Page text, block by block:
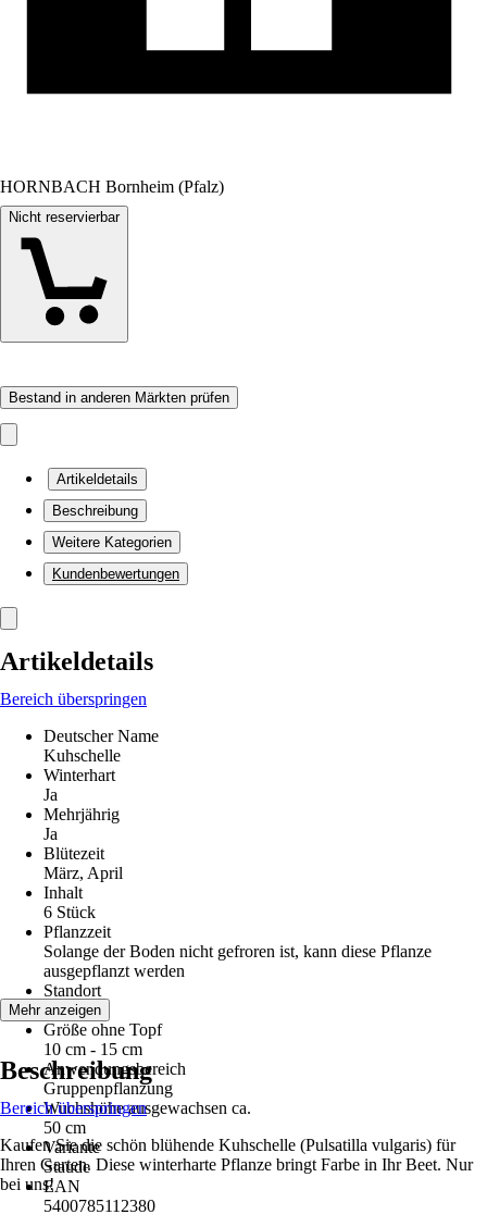
HORNBACH Bornheim (Pfalz)
Nicht reservierbar
Bestand in anderen Märkten prüfen
Artikeldetails
Beschreibung
Weitere Kategorien
Kundenbewertungen
Artikeldetails
Bereich überspringen
Deutscher Name
Kuhschelle
Winterhart
Ja
Mehrjährig
Ja
Blütezeit
März, April
Inhalt
6 Stück
Pflanzzeit
Solange der Boden nicht gefroren ist, kann diese Pflanze
ausgepflanzt werden
Standort
Sonne
Größe ohne Topf
10 cm - 15 cm
Anwendungsbereich
Gruppenpflanzung
Wuchshöhe ausgewachsen ca.
50 cm
Variante
Staude
EAN
5400785112380
Mehr anzeigen
Beschreibung
Bereich überspringen
Kaufen Sie die schön blühende Kuhschelle (Pulsatilla vulgaris) für
Ihren Garten. Diese winterharte Pflanze bringt Farbe in Ihr Beet. Nur
bei uns!